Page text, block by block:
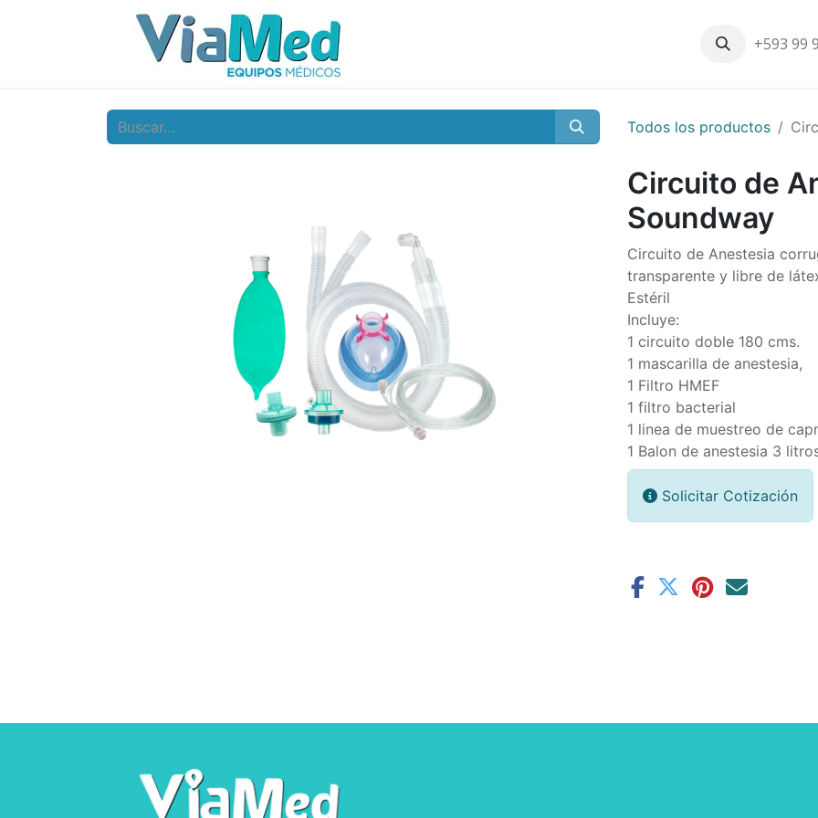
Nuestros
+593 99
Todos los productos
Circuito de
Soundway
Circuito de Anestesia
transparente y libre de
Estéril
Incluye:
1 circuito doble 180 cms.
1 mascarilla de anestesia,
1 Filtro HMEF
1 filtro bacterial
1 linea de muestreo de
1 Balon de anestesia 3
Solicitar Cotización